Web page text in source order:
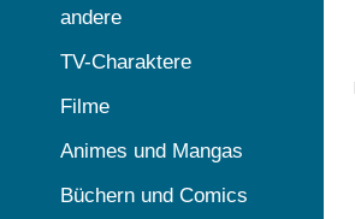
andere
TV-Charaktere
Filme
Animes und Mangas
Büchern und Comics